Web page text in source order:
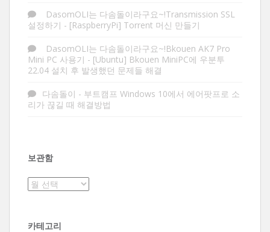
DasomOLI는 다솜돌이라구요~!Transmission SSL
설정하기 - [RaspberryPi] Torrent 머신 만들기
DasomOLI는 다솜돌이라구요~!Bkouen AK7 Pro
Mini PC 사용기 - [Ubuntu] Bkouen MiniPC에 우분투
22.04 설치 후 발생했던 문제들 해결
다솜돌이 - 부트캠프 Windows 10에서 에어팟프로 소
리가 끊길 때 해결방법
보관함
보
카테고리